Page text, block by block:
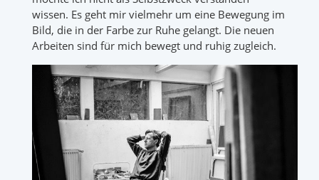
wissen. Es geht mir vielmehr um eine Bewegung im
Bild, die in der Farbe zur Ruhe gelangt. Die neuen
Arbeiten sind für mich bewegt und ruhig zugleich.